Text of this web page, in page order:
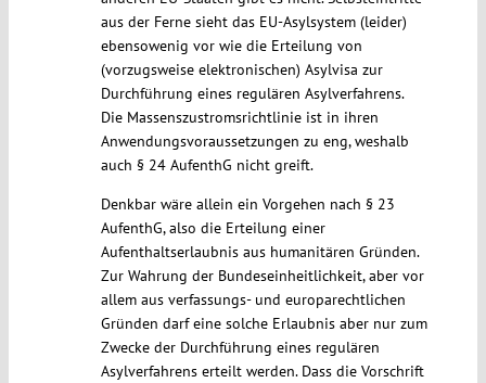
aus der Ferne sieht das EU-Asylsystem (leider)
ebensowenig vor wie die Erteilung von
(vorzugsweise elektronischen) Asylvisa zur
Durchführung eines regulären Asylverfahrens.
Die Massenszustromsrichtlinie ist in ihren
Anwendungsvoraussetzungen zu eng, weshalb
auch § 24 AufenthG nicht greift.
Denkbar wäre allein ein Vorgehen nach § 23
AufenthG, also die Erteilung einer
Aufenthaltserlaubnis aus humanitären Gründen.
Zur Wahrung der Bundeseinheitlichkeit, aber vor
allem aus verfassungs- und europarechtlichen
Gründen darf eine solche Erlaubnis aber nur zum
Zwecke der Durchführung eines regulären
Asylverfahrens erteilt werden. Dass die Vorschrift